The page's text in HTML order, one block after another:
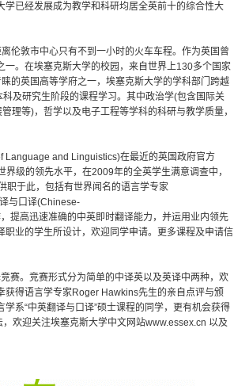
已经发展成为教学和科研均居全英前十的综合性大
敦市中心只有不到一小时的火车车程。作为英国曾
。在埃塞克斯大学的校园，来自世界上130多个国家
的英国高等学府之一，埃塞克斯大学的学科部门跨越
及研究生阶段的课程学习。其中政治学(包含国际关
理等)，哲学以及电子工程等学科的科研与教学质量，
and Linguistics)在最近的英国政府官方
级的领先水平，在2009年的全英学生满意调查中，
职于此，包括有世界闻名的语言学专家
与口译(Chinese-
提高迅速准确的中英即时翻译能力，并运用业内领先
业的学生所设计，欢迎同学申请。更多课程及申请信
。竞赛形式分为简单的中译英以及英译中两种，欢
得语言学专家Roger Hawkins先生的亲自点评与颁
系“中英翻译与口译”硕士课程的同学，更有机会获得
欢迎关注埃塞克斯大学中文网站www.essex.cn 以及